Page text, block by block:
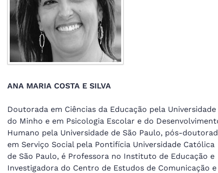
ANA MARIA COSTA E SILVA
Doutorada em Ciências da Educação pela Universidade
do Minho e em Psicologia Escolar e do
Humano pela Universidade de São Paulo, pós-
em Serviço Social pela Pontifícia Universidade Católica
de São Paulo, é Professora no Instituto de Educação e
Investigadora do Centro de Estudos de Comunicação e